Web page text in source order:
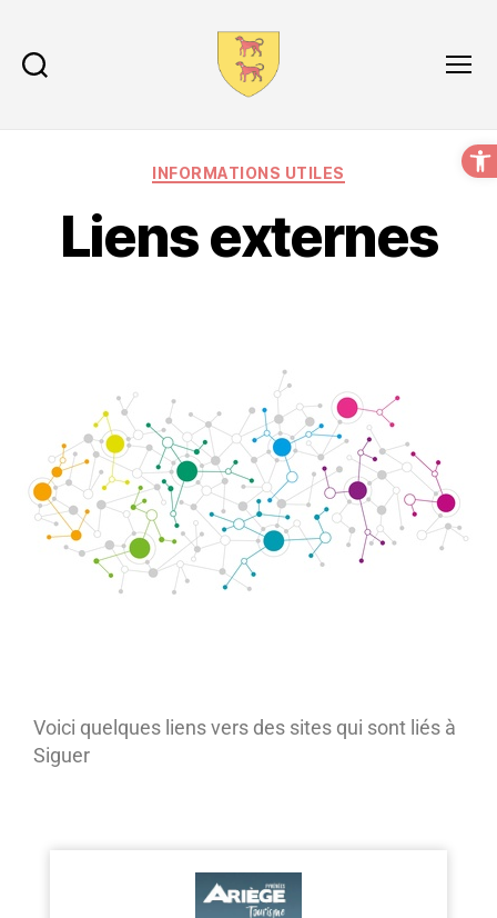
INFORMATIONS UTILES
Liens externes
Voici quelques liens vers des sites qui sont liés à
Siguer